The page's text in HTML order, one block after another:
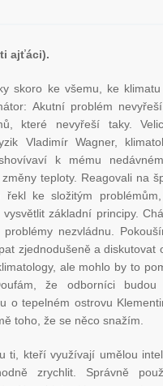
ajťáci).
skoro ke všemu, ke
Akutní problém
které nevyřeší taky.
Vladimír Wagner,
k mému
teploty. Reagovali na
řekl ke složitým
základní principy.
nezvládnu.
zjednodušeně a diskutovat
ale mohlo by to
že odborníci
o tepelném ostrovu
toho, že se něco snažím.
ti, kteří využívají umělou
zrychlit. Správně